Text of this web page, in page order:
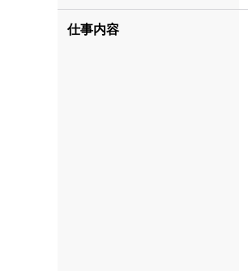
仕事内容